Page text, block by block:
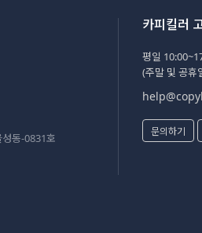
동-0831호
카피킬러
평일
(주말 및 공휴
문의하기